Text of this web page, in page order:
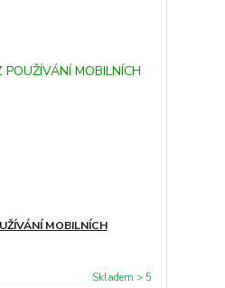
MOBILNÍCH
Skladem > 5